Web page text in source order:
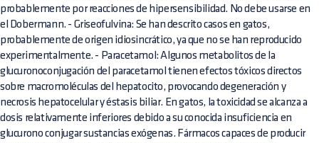
probablemente por reacciones de hipersensibilidad. No debe usarse en
el Dobermann. - Griseofulvina: Se han descrito casos en gatos,
probablemente de origen idiosincrático, ya que no se han reproducido
experimentalmente. - Paracetamol: Algunos metabolitos de la
glucuronoconjugación del paracetamol tienen efectos tóxicos directos
sobre macromoléculas del hepatocito, provocando degeneración y
necrosis hepatocelular y éstasis biliar. En gatos, la toxicidad se alcanza a
dosis relativamente inferiores debido a su conocida insuficiencia en
glucurono conjugar sustancias exógenas. Fármacos capaces de producir